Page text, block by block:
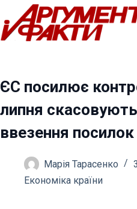
Перейти
до
вмісту
ЄС посилює
липня
ввезення
Марія Тарасенко
Економіка країни